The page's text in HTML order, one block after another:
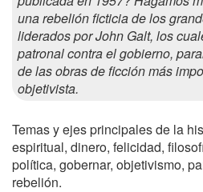
una rebelión ficticia de los
liderados por John Galt, los
patronal contra el gobierno,
de las obras de ficción más
objetivista.
Temas y ejes principales de la
espiritual, dinero, felicidad,
política, gobernar, objetivismo,
rebelión.